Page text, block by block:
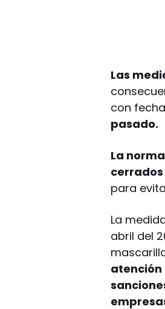
Las
con
pasado.
La
para
La
abril del
atención